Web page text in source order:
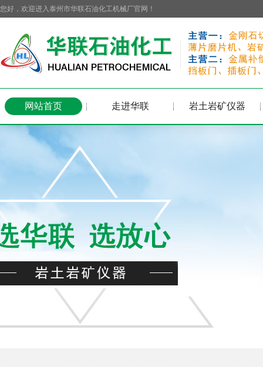
您好，欢迎进入泰州市华联石油化工机械厂官网！
网站首页 走进华联 岩土岩矿仪器